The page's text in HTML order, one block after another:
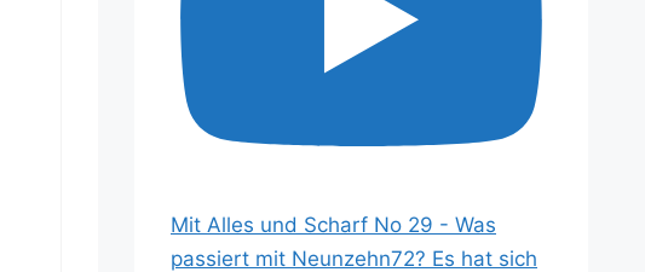
Mit Alles und Scharf No 29 - Was
passiert mit Neunzehn72? Es hat sich